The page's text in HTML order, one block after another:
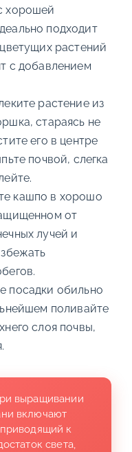
хорошей
подходит
растений
с добавлением
растение из
стараясь не
его в центре
почвой, слегка
кашпо в хорошо
от
лучей и
посадки обильно
поливайте
слоя почвы,
выращивании
включают
к
света,